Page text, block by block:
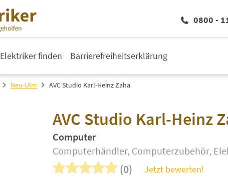
0800 -
Elektriker finden Barrierefreiheitserklärung
Neu-Ulm AVC Studio Karl-Heinz Zaha
AVC Studio Karl-Heinz
Computer
Computerhändler, Computerzubehör,
(0) Jetzt bewerten!